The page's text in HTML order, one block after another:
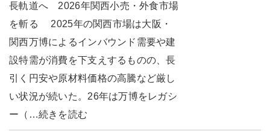
長軌道へ 2026年関西小売・外食市場
を斬る 2025年の関西市場は大阪・
関西万博によるインバウンド需要や建
設特需が消費を下支えするものの、長
引く円安や原材料価格の高騰など厳し
い状況が続いた。26年は万博をレガシ
ー（…続きを読む